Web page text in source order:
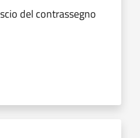
del contrassegno